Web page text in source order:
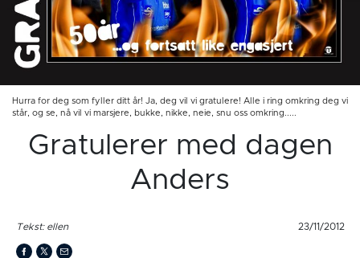
Hurra for deg som fyller ditt år! Ja, deg vil vi gratulere! Alle i ring omkring deg vi
står, og se, nå vil vi marsjere, bukke, nikke, neie, snu oss omkring.....
Gratulerer med dagen
Anders
Tekst: ellen 23/11/2012